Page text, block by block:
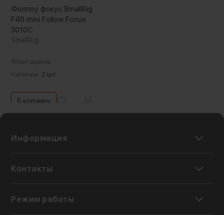
Фоллоу фокус SmallRig
F40 mini Follow Focus
3010C
SmallRig
Нет оценок
Наличие: 2 шт.
В корзину
Информация
Контакты
Режим работы